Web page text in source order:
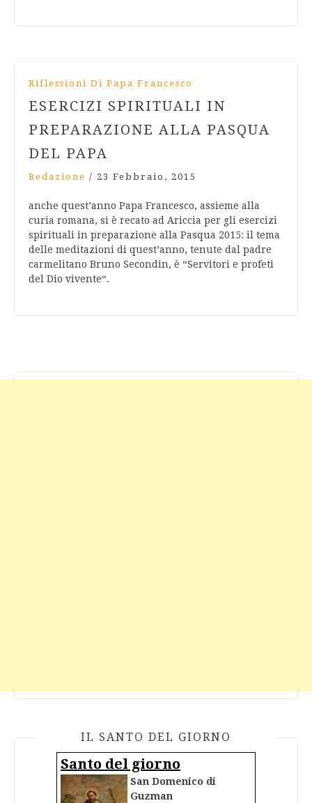
Riflessioni Di Papa Francesco
ESERCIZI SPIRITUALI IN
PREPARAZIONE ALLA PASQUA
DEL PAPA
Redazione / 23 Febbraio, 2015
anche quest’anno Papa Francesco, assieme alla
curia romana, si è recato ad Ariccia per gli esercizi
spirituali in preparazione alla Pasqua 2015: il tema
delle meditazioni di quest’anno, tenute dal padre
carmelitano Bruno Secondin, è “Servitori e profeti
del Dio vivente“.
IL SANTO DEL GIORNO
Santo del giorno
San Domenico di
Guzman